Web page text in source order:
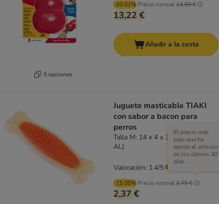
5 opciones
-10.01% Precio normal14,69 €
13,22 €
Añadir a la cesta
Juguete masticable TIAKI
con sabor a bacon para
perros
Talla M: 14 x 4 x 3 cm )L x An x
AL)
-15.05% Precio normal2,79 €
El precio más
bajo que ha
tenido el artículo
en los útimos 30
días.
2,37 €
Valoración: 1.4/5